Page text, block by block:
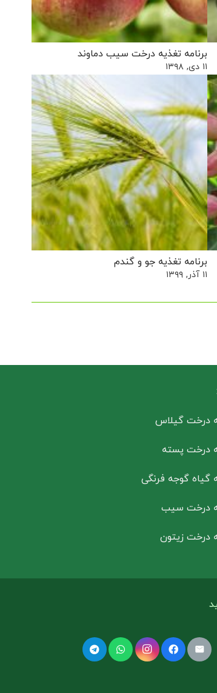
برنامه تغذیه درخت سیب دماوند
۱۱ دی, ۱۳۹۸
برنامه تغذیه جو و گندم
۱۱ آذر, ۱۳۹۹
درخت گیلاس
درخت پسته
گیاه گوجه فرنگی
درخت سیب
درخت زیتون